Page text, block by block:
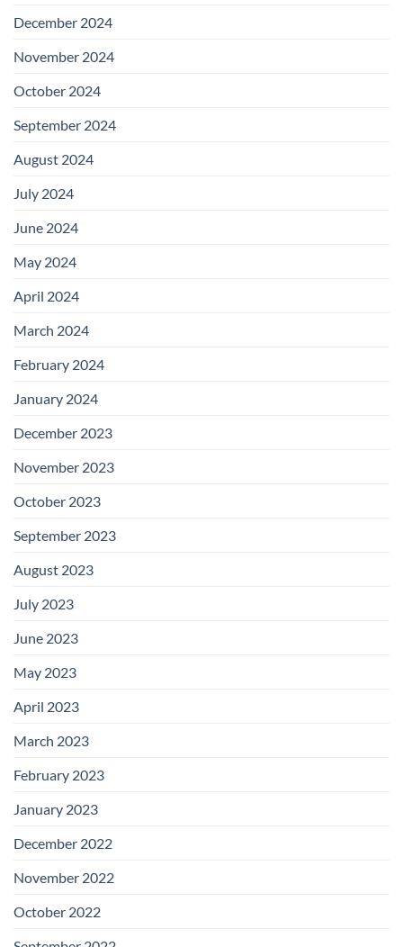
December 2024
November 2024
October 2024
September 2024
August 2024
July 2024
June 2024
May 2024
April 2024
March 2024
February 2024
January 2024
December 2023
November 2023
October 2023
September 2023
August 2023
July 2023
June 2023
May 2023
April 2023
March 2023
February 2023
January 2023
December 2022
November 2022
October 2022